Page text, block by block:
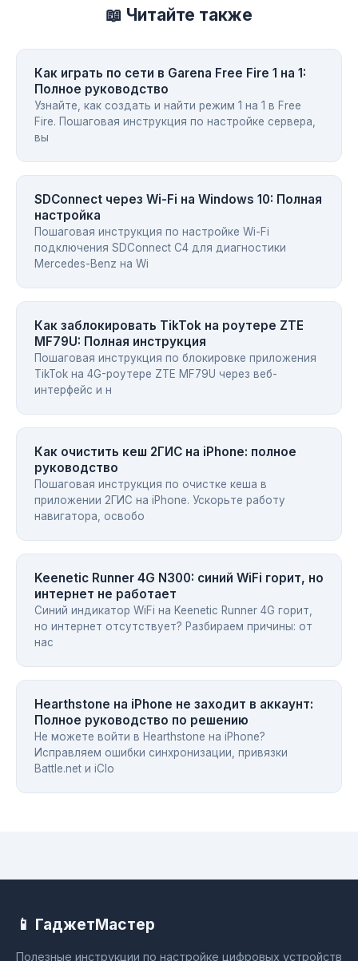
📖 Читайте также
Как играть по сети в Garena Free Fire 1 на 1:
Полное руководство
Узнайте, как создать и найти режим 1 на 1 в Free
Fire. Пошаговая инструкция по настройке сервера,
вы
SDConnect через Wi-Fi на Windows 10: Полная
настройка
Пошаговая инструкция по настройке Wi-Fi
подключения SDConnect C4 для диагностики
Mercedes-Benz на Wi
Как заблокировать TikTok на роутере ZTE
MF79U: Полная инструкция
Пошаговая инструкция по блокировке приложения
TikTok на 4G-роутере ZTE MF79U через веб-
интерфейс и н
Как очистить кеш 2ГИС на iPhone: полное
руководство
Пошаговая инструкция по очистке кеша в
приложении 2ГИС на iPhone. Ускорьте работу
навигатора, освобо
Keenetic Runner 4G N300: синий WiFi горит, но
интернет не работает
Синий индикатор WiFi на Keenetic Runner 4G горит,
но интернет отсутствует? Разбираем причины: от
нас
Hearthstone на iPhone не заходит в аккаунт:
Полное руководство по решению
Не можете войти в Hearthstone на iPhone?
Исправляем ошибки синхронизации, привязки
Battle.net и iClo
📱 ГаджетМастер
Полезные инструкции по настройке цифровых устройств